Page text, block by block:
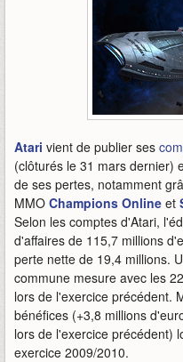
Atari vient de publier ses
(clôturés le 31 mars dernier)
de ses pertes, notamment
MMO Champions Online et
Selon les comptes d'Atari,
d'affaires de 115,7 millions
perte nette de 19,4 millions.
commune mesure avec les
lors de l'exercice précédent.
bénéfices (+3,8 millions
lors de l'exercice précédent)
exercice 2009/2010.